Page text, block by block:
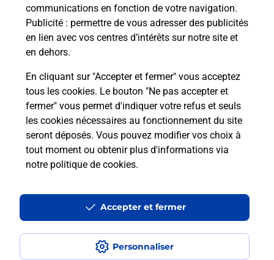
communications en fonction de votre navigation.
Publicité : permettre de vous adresser des publicités
en lien avec vos centres d’intérêts sur notre site et
en dehors.
En cliquant sur "Accepter et fermer" vous acceptez
tous les cookies. Le bouton "Ne pas accepter et
fermer" vous permet d'indiquer votre refus et seuls
les cookies nécessaires au fonctionnement du site
seront déposés. Vous pouvez modifier vos choix à
tout moment ou obtenir plus d'informations via
notre politique de cookies.
Personnaliser
Accepter et fermer
En savoir plus
Alpes-Maritimes
Accessibilité : partiellement conforme
Conditions contractuelles